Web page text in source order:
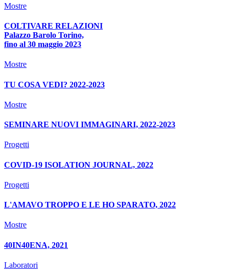
Mostre
COLTIVARE RELAZIONI
Palazzo Barolo Torino,
fino al 30 maggio 2023
Mostre
TU COSA VEDI? 2022-2023
Mostre
SEMINARE NUOVI IMMAGINARI, 2022-2023
Progetti
COVID-19 ISOLATION JOURNAL, 2022
Progetti
L'AMAVO TROPPO E LE HO SPARATO, 2022
Mostre
40IN40ENA, 2021
Laboratori